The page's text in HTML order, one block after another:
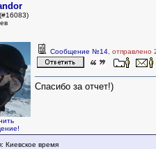
Сообщение №14 ,
Спасибо за отчет!)
Киевское время